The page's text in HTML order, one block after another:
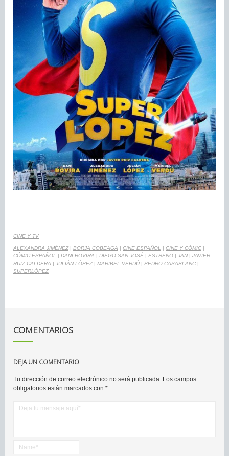
CINE Y TV
ALEXANDRA JIMÉNEZ| BORJA COBEAGA | CINE ESPAÑOL | CINE Y CÓMIC |
CÓMIC ESPAÑOL | DANI ROVIRA | DIEGO SAN JOSÉ | ESTRENO | JAN | JAVIER
RUIZ CALDERA | JULIÁN LÓPEZ| MARIBEL VERDÚ | PEDRO CASABLANC |
SUPERLÓPEZ
COMENTARIOS
DEJA UN COMENTARIO
Tu dirección de correo electrónico no será publicada. Los campos
obligatorios están marcados con *